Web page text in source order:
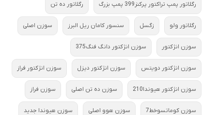
رگلاتور پمپ تراکتور پرکنز399 پمپ بزرگ رگلاتور ده تن
رگلاتور ولو زگسل سنسور کامان ریل البرز سوزن اصلی
سوزن انژکتور سوزن انژکتور دانگ فنگ375
سوزن انژکتور دویتس سوزن انژکتور دیزل سوزن انژکتور فراز
سوزن انژکتور هیوندا210 سوزن ده تن اصلی سوزن فراز
سوزن کوماتسوخط7 سوزن هوو اصلی سوزن هیوندا جدید